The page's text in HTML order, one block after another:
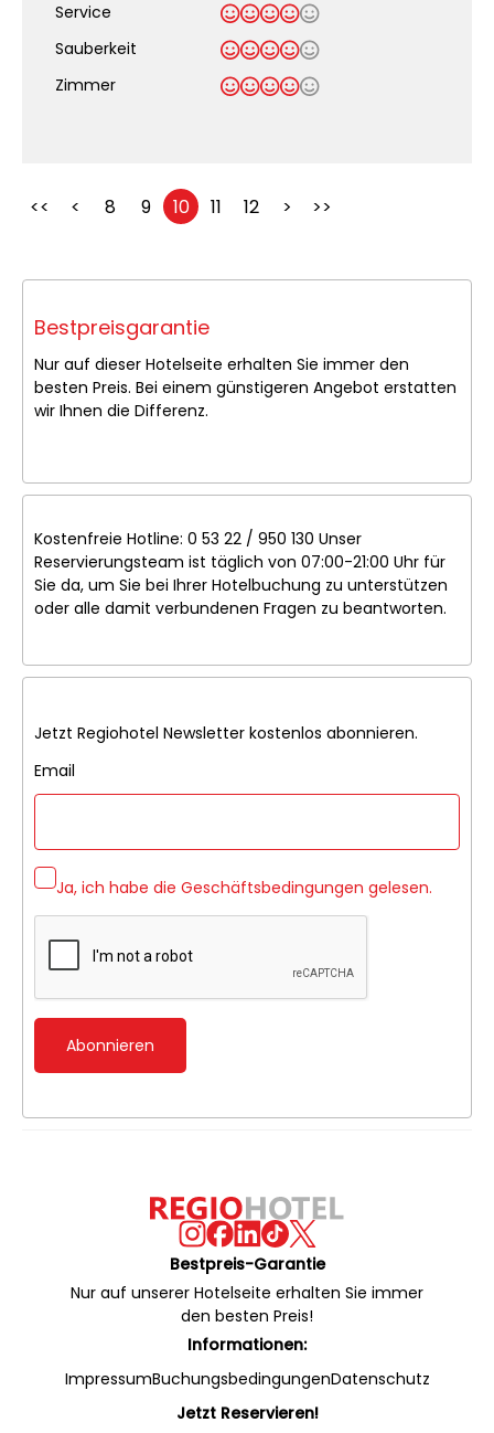
Service
Sauberkeit
Zimmer
<< < 8 9 10 11 12 > >>
Bestpreisgarantie
Nur auf dieser Hotelseite erhalten Sie immer den
besten Preis. Bei einem günstigeren Angebot erstatten
wir Ihnen die Differenz.
Kostenfreie Hotline: 0 53 22 / 950 130 Unser
Reservierungsteam ist täglich von 07:00-21:00 Uhr für
Sie da, um Sie bei Ihrer Hotelbuchung zu unterstützen
oder alle damit verbundenen Fragen zu beantworten.
Jetzt Regiohotel Newsletter kostenlos abonnieren.
Email
Ja, ich habe die Geschäftsbedingungen gelesen.
Abonnieren
Bestpreis-Garantie
Nur auf unserer Hotelseite erhalten Sie immer
den besten Preis!
Informationen:
ImpressumBuchungsbedingungenDatenschutz
Jetzt Reservieren!